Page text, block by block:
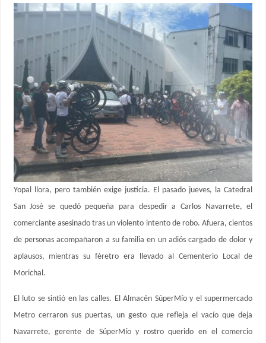
Yopal llora, pero también exige justicia. El pasado jueves, la Catedral
San José se quedó pequeña para despedir a Carlos Navarrete, el
comerciante asesinado tras un violento intento de robo. Afuera, cientos
de personas acompañaron a su familia en un adiós cargado de dolor y
aplausos, mientras su féretro era llevado al Cementerio Local de
Morichal.
El luto se sintió en las calles. El Almacén SúperMío y el supermercado
Metro cerraron sus puertas, un gesto que refleja el vacío que deja
Navarrete, gerente de SúperMío y rostro querido en el comercio